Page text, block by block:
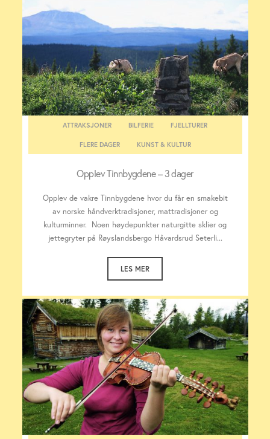
ATTRAKSJONER BILFERIE FJELLTURER
FLERE DAGER KUNST & KULTUR
Opplev Tinnbygdene – 3 dager
Opplev de vakre Tinnbygdene hvor du får en smakebit
av norske håndverktradisjoner, mattradisjoner og
kulturminner. Noen høydepunkter naturgitte sklier og
jettegryter på Røyslandsbergo Håvardsrud Seterli...
LES MER